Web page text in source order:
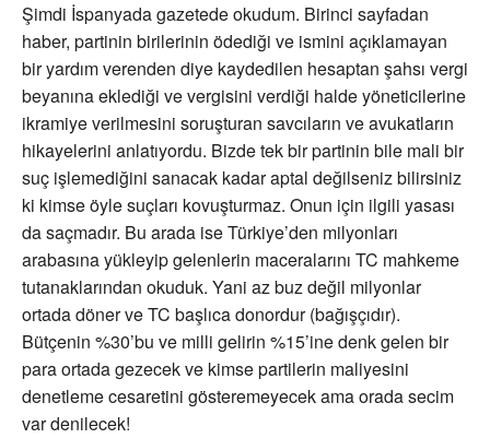
Şimdi İspanyada gazetede okudum. Birinci sayfadan
haber, partinin birilerinin ödediği ve ismini açıklamayan
bir yardım verenden diye kaydedilen hesaptan şahsı vergi
beyanına eklediği ve vergisini verdiği halde yöneticilerine
ikramiye verilmesini soruşturan savcıların ve avukatların
hikayelerini anlatıyordu. Bizde tek bir partinin bile mali bir
suç işlemediğini sanacak kadar aptal değilseniz bilirsiniz
ki kimse öyle suçları kovuşturmaz. Onun için ilgili yasası
da saçmadır. Bu arada ise Türkiye’den milyonları
arabasına yükleyip gelenlerin maceralarını TC mahkeme
tutanaklarından okuduk. Yani az buz değil milyonlar
ortada döner ve TC başlıca donordur (bağışçıdır).
Bütçenin %30’bu ve milli gelirin %15’ine denk gelen bir
para ortada gezecek ve kimse partilerin maliyesini
denetleme cesaretini gösteremeyecek ama orada secim
var denilecek!